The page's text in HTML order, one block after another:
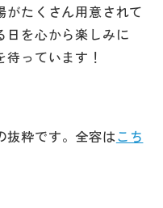
がたくさん用意されて
日を心から楽しみに
っています！
粋です。全容はこち